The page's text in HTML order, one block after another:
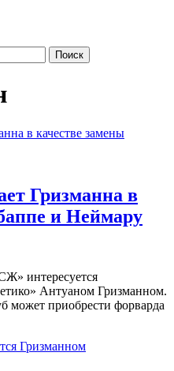
Гризманна в
и Неймару
интересуется
Антуаном Гризманном.
может приобрести форварда